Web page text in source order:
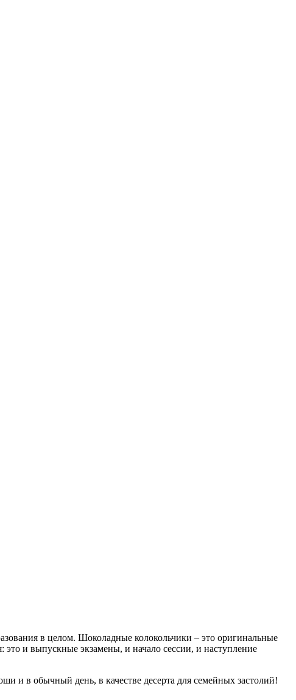
в целом. Шоколадные колокольчики – это оригинальные
это и выпускные экзамены, и начало сессии, и наступление
и в обычный день, в качестве десерта для семейных застолий!